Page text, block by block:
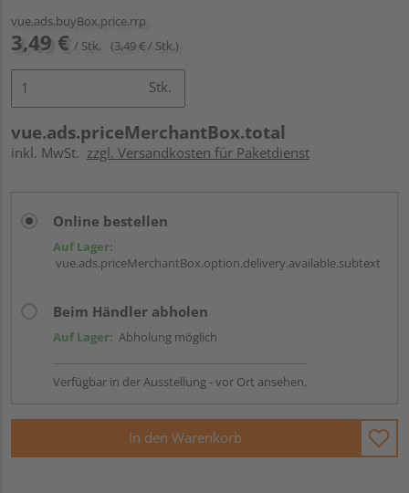
vue.ads.buyBox.price.rrp
3,49 € / Stk. (3,49 € / Stk.)
Stk.
vue.ads.priceMerchantBox.total
inkl. MwSt. zzgl. Versandkosten für Paketdienst
Online bestellen
Auf Lager:
vue.ads.priceMerchantBox.option.delivery.available.subtext
Beim Händler abholen
Auf Lager: Abholung möglich
Verfügbar in der Ausstellung - vor Ort ansehen.
In den Warenkorb